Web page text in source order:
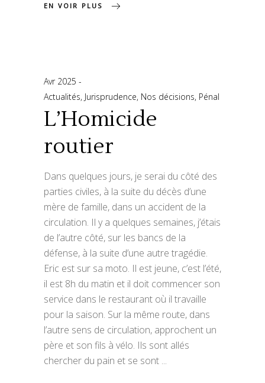
EN VOIR PLUS
Avr 2025
Actualités, Jurisprudence, Nos décisions, Pénal
L’Homicide
routier
Dans quelques jours, je serai du côté des
parties civiles, à la suite du décès d’une
mère de famille, dans un accident de la
circulation. Il y a quelques semaines, j’étais
de l’autre côté, sur les bancs de la
défense, à la suite d’une autre tragédie.
Eric est sur sa moto. Il est jeune, c’est l’été,
il est 8h du matin et il doit commencer son
service dans le restaurant où il travaille
pour la saison. Sur la même route, dans
l’autre sens de circulation, approchent un
père et son fils à vélo. Ils sont allés
chercher du pain et se sont